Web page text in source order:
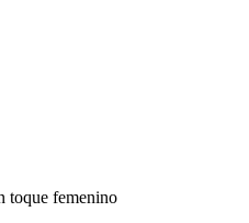
toque femenino